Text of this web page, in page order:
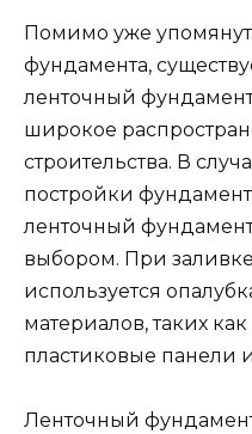
Помимо уже
фундамента,
ленточный
широкое
строительства. В
постройки
ленточный
выбором. При
используется
материалов, таких
пластиковые панели
Ленточный